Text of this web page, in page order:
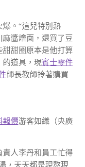
。“這兒特別熱
醬燴面，還買了豆
甜圈原本是他打算
的道具，現賓士零件
師長教師拎著購買
報價游客如織（央廣
人李丹和員工忙得
，天天都是現熬現